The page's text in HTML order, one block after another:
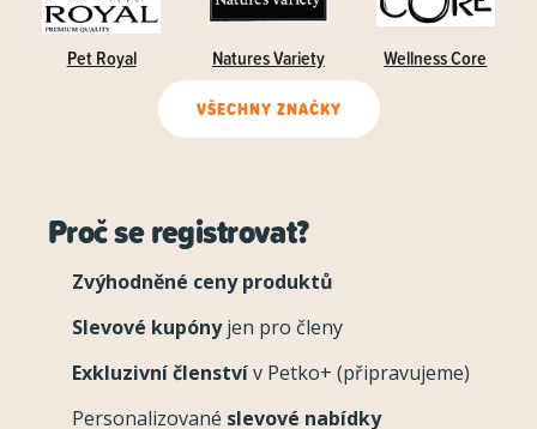
Pet Royal Natures Variety Wellness Core
VŠECHNY ZNAČKY
Proč se registrovat?
Zvýhodněné ceny produktů
Slevové kupónyjen pro členy
Exkluzivní členstvív Petko+ (připravujeme)
Personalizované slevové nabídky